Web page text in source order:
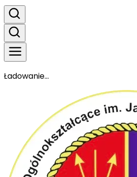
Ładowanie...